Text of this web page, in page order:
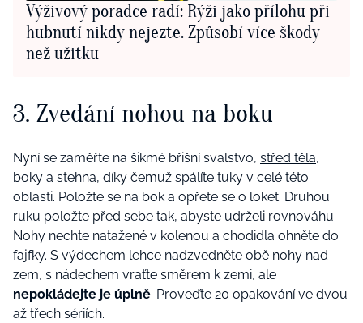
Výživový poradce radí: Rýži jako přílohu při
hubnutí nikdy nejezte. Způsobí více škody
než užitku
3. Zvedání nohou na boku
Nyní se zaměřte na šikmé břišní svalstvo, střed těla,
boky a stehna, díky čemuž spálíte tuky v celé této
oblasti. Položte se na bok a opřete se o loket. Druhou
ruku položte před sebe tak, abyste udrželi rovnováhu.
Nohy nechte natažené v kolenou a chodidla ohněte do
fajfky. S výdechem lehce nadzvedněte obě nohy nad
zem, s nádechem vraťte směrem k zemi, ale
nepokládejte je úplně. Proveďte 20 opakování ve dvou
až třech sériích.